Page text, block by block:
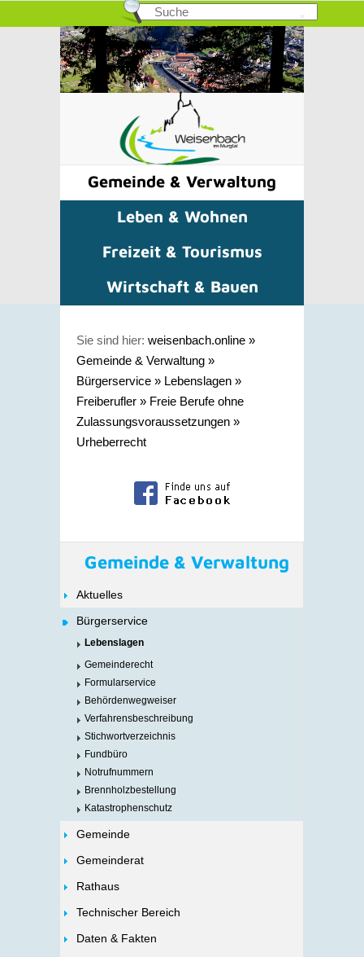
Gemeinde & Verwaltung
Leben & Wohnen
Freizeit & Tourismus
Wirtschaft & Bauen
Sie sind hier: weisenbach.online »
Gemeinde & Verwaltung »
Bürgerservice » Lebenslagen »
Freiberufler » Freie Berufe ohne
Zulassungsvoraussetzungen »
Urheberrecht
Gemeinde & Verwaltung
Aktuelles
Bürgerservice
Lebenslagen
Gemeinderecht
Formularservice
Behördenwegweiser
Verfahrensbeschreibung
Stichwortverzeichnis
Fundbüro
Notrufnummern
Brennholzbestellung
Katastrophenschutz
Gemeinde
Gemeinderat
Rathaus
Technischer Bereich
Daten & Fakten